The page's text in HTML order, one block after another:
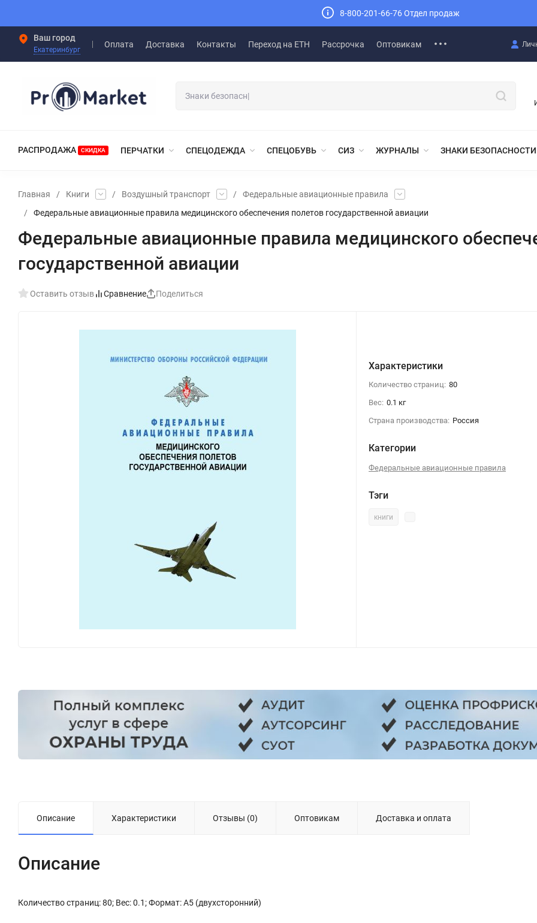
8-800-201-66-76 Отдел продаж
Ваш город
Екатеринбург
Оплата Доставка Контакты Переход на ЕТН Рассрочка Оптовикам
РАСПРОДАЖА СКИДКА ПЕРЧАТКИ СПЕЦОДЕЖДА СПЕЦОБУВЬ СИЗ ЖУРНАЛЫ ЗНАКИ БЕЗОПАСНОСТИ
Главная / Книги / Воздушный транспорт /
Федеральные авиационные правила
/
Федеральные авиационные правила медицинского обеспечения полетов государственной авиации
Федеральные авиационные правила медицинского
государственной авиации
Оставить отзыв Сравнение Поделиться
Характеристики
Количество страниц: 80
Вес: 0.1 кг
Страна производства: Россия
Категории
Федеральные авиационные правила
Тэги
книги
Описание Характеристики Отзывы (0) Оптовикам Доставка и оплата
Описание
Количество страниц: 80; Вес: 0.1; Формат: А5 (двухсторонний)